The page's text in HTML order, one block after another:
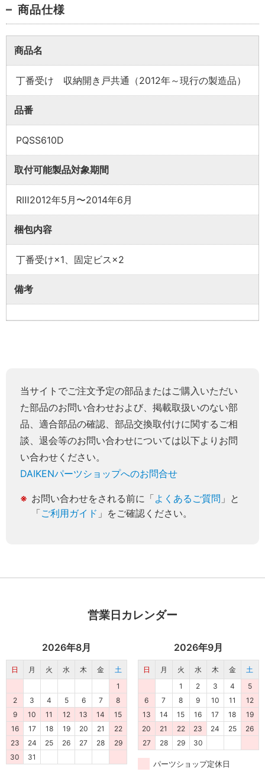
商品仕様
商品名
丁番受け 収納開き戸共通（2012年～現行の製造品）
品番
PQSS610D
取付可能製品対象期間
RⅢ2012年5月〜2014年6月
梱包内容
丁番受け×1、固定ビス×2
備考
当サイトでご注文予定の部品またはご購入いただい
た部品のお問い合わせおよび、掲載取扱いのない部
品、適合部品の確認、部品交換取付けに関するご相
談、退会等のお問い合わせについては以下よりお問
い合わせください。
DAIKENパーツショップへのお問合せ
お問い合わせをされる前に「よくあるご質問 」と
「ご利用ガイド 」をご確認ください。
業者様向け商品とは
取付方法説明書や埋木などの同梱品が付属してい
ない商品です。
同梱品が必要な場合は、「※業者様向け」と記載の
ない商品をご購入ください。
営業日カレンダー
2026年8月
日 月 火 水 木 金
土
1
2
3 4 5 6 7
8
9
10 11 12 13 14
15
16
17 18 19 20 21
22
23
24 25 26 27 28
29
30
31
2026年9月
日 月 火 水 木 金
土
1
2 3 4
5
6
7 8 9 10 11
12
13
14 15 16 17 18
19
20
21 22 23 24 25
26
27
28 29 30
パーツショップ定休日